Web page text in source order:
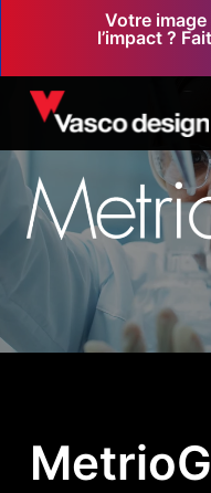
main
content
Votre
l’impact ?